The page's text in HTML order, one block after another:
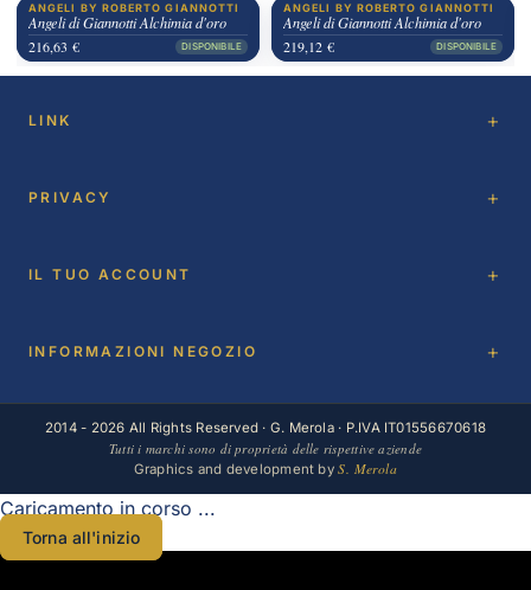
ANGELI BY ROBERTO GIANNOTTI
Angeli di Giannotti Alchimia d'oro
216,63 €
DISPONIBILE
ANGELI BY ROBERTO GIANNOTTI
Angeli di Giannotti Alchimia d'oro
219,12 €
DISPONIBILE
LINK
PRIVACY
IL TUO ACCOUNT
INFORMAZIONI NEGOZIO
2014 - 2026 All Rights Reserved · G. Merola · P.IVA IT01556670618
Tutti i marchi sono di proprietà delle rispettive aziende
Graphics and development byS. Merola
Caricamento in corso ...
Torna all'inizio